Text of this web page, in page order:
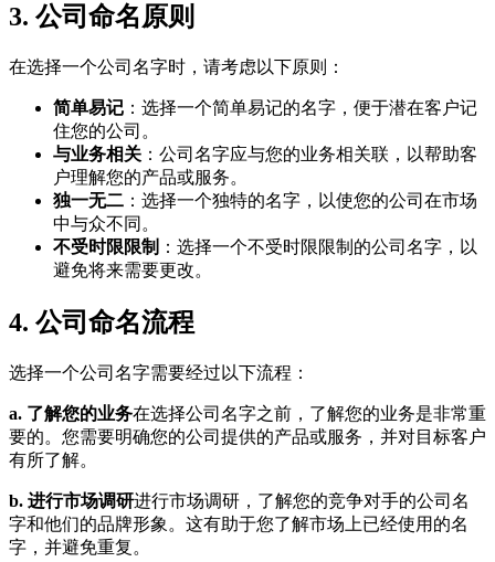
3. 公司命名原则
在选择一个公司名字时，请考虑以下原则：
简单易记 ：选择一个简单易记的名字，便于潜在客户记
住您的公司。
与业务相关 ：公司名字应与您的业务相关联，以帮助客
户理解您的产品或服务。
独一无二 ：选择一个独特的名字，以使您的公司在市场
中与众不同。
不受时限限制 ：选择一个不受时限限制的公司名字，以
避免将来需要更改。
4. 公司命名流程
选择一个公司名字需要经过以下流程：
a. 了解您的业务在选择公司名字之前，了解您的业务是非常重
要的。您需要明确您的公司提供的产品或服务，并对目标客户
有所了解。
b. 进行市场调研进行市场调研，了解您的竞争对手的公司名
字和他们的品牌形象。这有助于您了解市场上已经使用的名
字，并避免重复。